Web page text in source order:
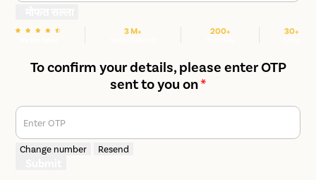
3 M+ 200+ 30+
To confirm your details, please enter OTP
sent to you on*
Enter OTP
Change number Resend